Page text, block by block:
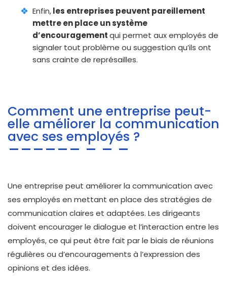
Enfin,les entreprises peuvent pareillement
mettre en place un système
d’encouragementqui permet aux employés de
signaler tout problème ou suggestion qu’ils ont
sans crainte de représailles.
Comment une entreprise peut-
elle améliorer la communication
avec ses employés ?
Une entreprise peut améliorer la communication avec
ses employés en mettant en place des stratégies de
communication claires et adaptées. Les dirigeants
doivent encourager le dialogue et l’interaction entre les
employés, ce qui peut être fait par le biais de réunions
régulières ou d’encouragements à l’expression des
opinions et des idées.